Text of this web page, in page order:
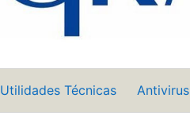
Utilidades Técnicas Antivirus